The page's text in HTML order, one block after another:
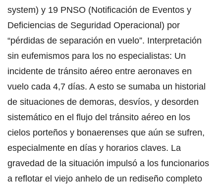
system) y 19 PNSO (Notificación de Eventos y
Deficiencias de Seguridad Operacional) por
“pérdidas de separación en vuelo”. Interpretación
sin eufemismos para los no especialistas: Un
incidente de tránsito aéreo entre aeronaves en
vuelo cada 4,7 días. A esto se sumaba un historial
de situaciones de demoras, desvíos, y desorden
sistemático en el flujo del tránsito aéreo en los
cielos porteños y bonaerenses que aún se sufren,
especialmente en días y horarios claves. La
gravedad de la situación impulsó a los funcionarios
a reflotar el viejo anhelo de un rediseño completo